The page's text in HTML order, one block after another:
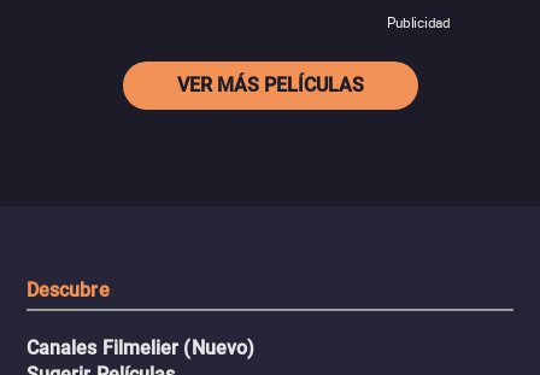
Publicidad
VER MÁS PELÍCULAS
Descubre
Canales Filmelier (Nuevo)